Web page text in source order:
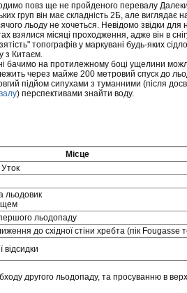
повз ще не пройденого перевалу
груп він має складність 2Б, але виглядає
льоду не хочеться. Невідомо звідки для
взялися місяці проходження, адже він в
топографів у маркувані будь-яких
з Китаєм.
бачимо на протилежному боці ущелини
через майже 200 метровий спуск до
підйом сипухами з туманними (після
) перспективами знайти воду.
Місце
льодовик
льодопаду
до східної стіни хребта (пік Fougasse
відсидки
другого льодопаду, та просуванню в